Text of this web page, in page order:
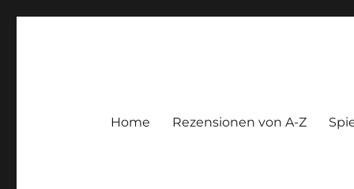
Home Rezensionen von A-Z